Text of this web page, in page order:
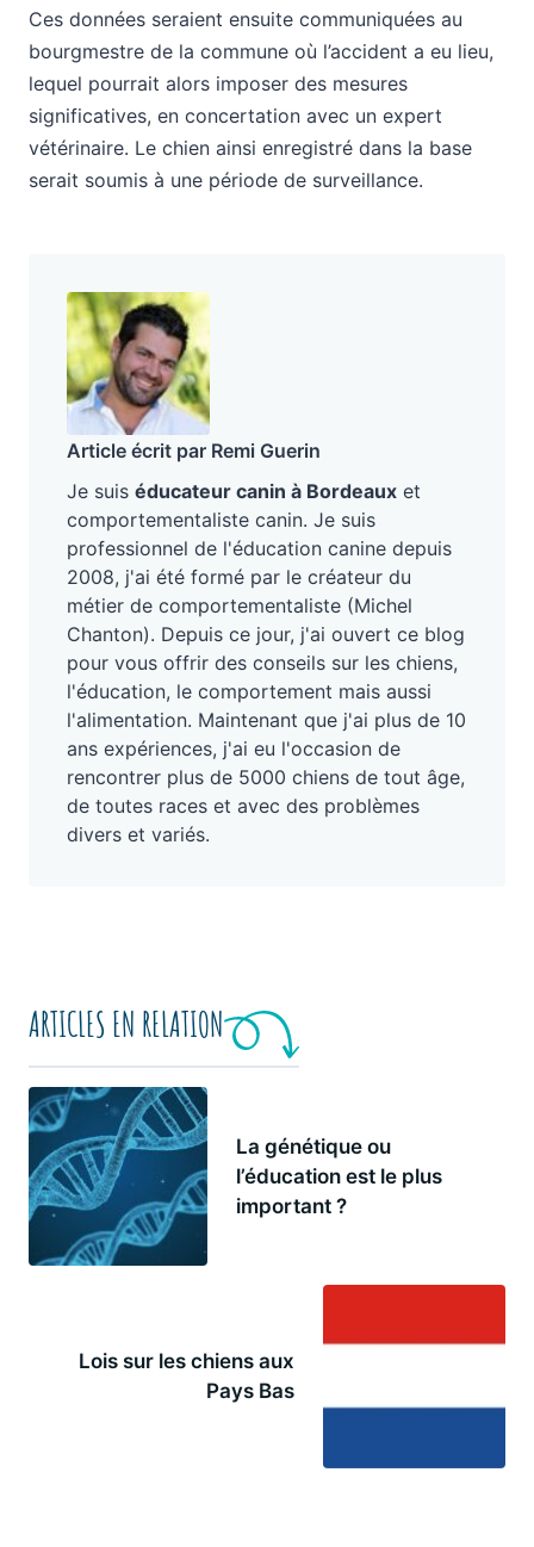
Ces données seraient ensuite communiquées au
bourgmestre de la commune où l’accident a eu lieu,
lequel pourrait alors imposer des mesures
significatives, en concertation avec un expert
vétérinaire. Le chien ainsi enregistré dans la base
serait soumis à une période de surveillance.
Article écrit par Remi Guerin
Je suis éducateur canin à Bordeaux et
comportementaliste canin. Je suis
professionnel de l'éducation canine depuis
2008, j'ai été formé par le créateur du
métier de comportementaliste (Michel
Chanton). Depuis ce jour, j'ai ouvert ce blog
pour vous offrir des conseils sur les chiens,
l'éducation, le comportement mais aussi
l'alimentation. Maintenant que j'ai plus de 10
ans expériences, j'ai eu l'occasion de
rencontrer plus de 5000 chiens de tout âge,
de toutes races et avec des problèmes
divers et variés.
ARTICLES EN RELATION
La génétique ou
l’éducation est le plus
important ?
Lois sur les chiens aux
Pays Bas